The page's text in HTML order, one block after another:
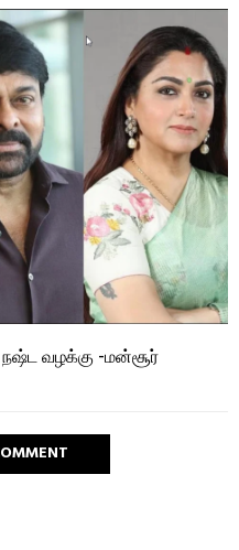
நஷ்ட வழக்கு -மன்சூர்